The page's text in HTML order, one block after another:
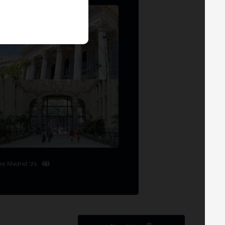
Madrid '26